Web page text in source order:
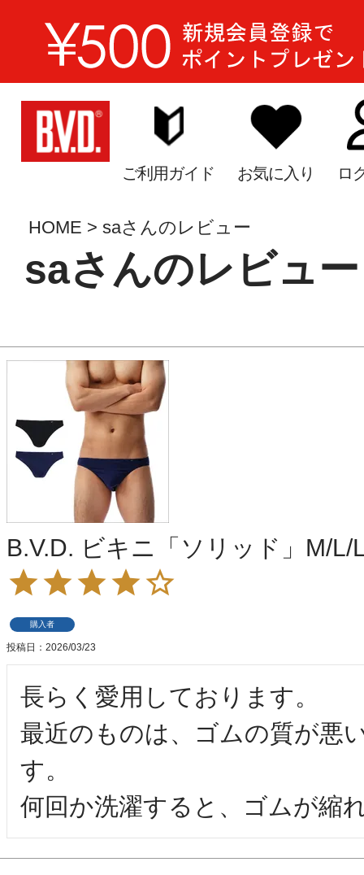
ご利用ガイド お気に入り ロ
HOME saさんのレビュー
saさんのレビュー
B.V.D. ビキニ「ソリッド」M/
購入者
投稿日 2026/03/23
長らく愛用しております。
最近のものは、ゴムの質が悪
す。
何回か洗濯すると、ゴムが縮